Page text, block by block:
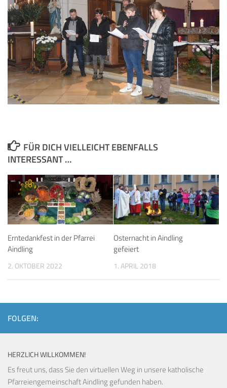
FÜR DICH VIELLEICHT EBENFALLS
INTERESSANT …
Erntedankfest in der Pfarrei
Aindling
2. OKTOBER 2022
Osternacht in Aindling
gefeiert
1. APRIL 2018
FOLGEN:
HERZLICH WILLKOMMEN!
Es freut uns, dass Sie den virtuellen Weg in unsere katholische
Pfarreiengemeinschaft Aindling gefunden haben.